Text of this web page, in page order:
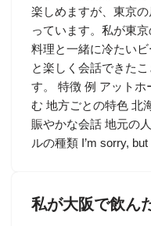
楽しめますが、東京
っています。私が東
料理と一緒に冷たい
と楽しく会話できた
す。 特徴 例 アットホ
む 地方ごとの特色 北
賑やかな会話 地元の
ルの種類 I’m sorry,
私が大阪で飲ん